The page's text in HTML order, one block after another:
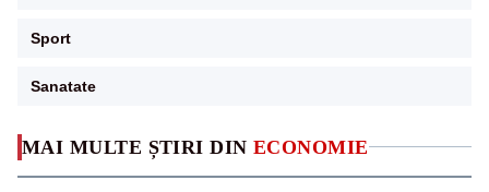
MAI MULTE ȘTIRI DIN ECONOMIE
Sport
Sanatate